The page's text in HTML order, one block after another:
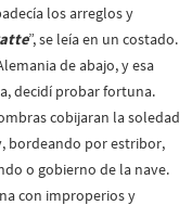
los arreglos y
”, se leía en un costado.
de abajo, y esa
decidí probar fortuna.
cobijaran la soledad
bordeando por estribor,
o gobierno de la nave.
con improperios y